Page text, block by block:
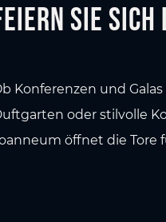
Sie
Konferenzen und
oder stilvolle
öffnet die Tore